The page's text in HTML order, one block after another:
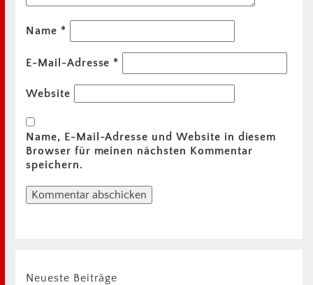
Name *
E-Mail-Adresse *
Website
Name, E-Mail-Adresse und Website in diesem
Browser für meinen nächsten Kommentar
speichern.
Neueste Beiträge